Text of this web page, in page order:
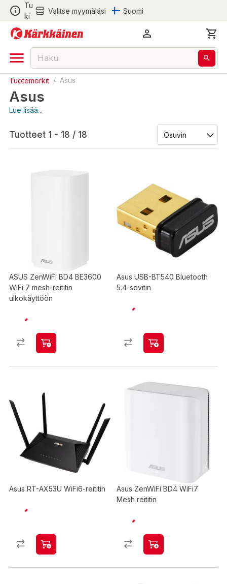
Tu
ki
Valitse myymäläsi Suomi
Tuotemerkit / Asus
Asus
Lue lisää...
Tuotteet 1 - 18 / 18
ASUS ZenWiFi BD4 BE3600
WiFi 7 mesh-reititin
ulkokäyttöön
Asus USB-BT540 Bluetooth
5.4-sovitin
Asus RT-AX53U WiFi6-reititin
Asus ZenWiFi BD4 WiFi7
Mesh reititin